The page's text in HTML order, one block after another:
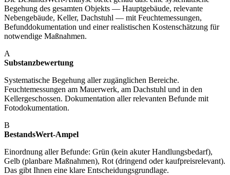
Begehung des gesamten Objekts — Hauptgebäude, relevante
Nebengebäude, Keller, Dachstuhl — mit Feuchtemessungen,
Befunddokumentation und einer realistischen Kostenschätzung für
notwendige Maßnahmen.
A
Substanzbewertung
Systematische Begehung aller zugänglichen Bereiche.
Feuchtemessungen am Mauerwerk, am Dachstuhl und in den
Kellergeschossen. Dokumentation aller relevanten Befunde mit
Fotodokumentation.
B
BestandsWert-Ampel
Einordnung aller Befunde: Grün (kein akuter Handlungsbedarf),
Gelb (planbare Maßnahmen), Rot (dringend oder kaufpreisrelevant).
Das gibt Ihnen eine klare Entscheidungsgrundlage.